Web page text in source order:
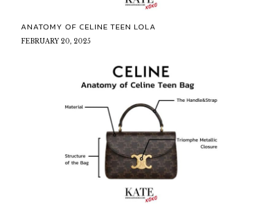
ANATOMY OF CELINE TEEN LOLA
FEBRUARY 20, 2025